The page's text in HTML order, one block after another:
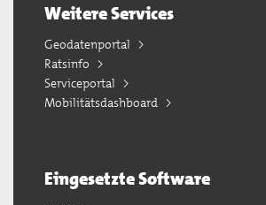
Weitere Services
Geodatenportal
Ratsinfo
Serviceportal
Mobilitätsdashboard
Eingesetzte Software